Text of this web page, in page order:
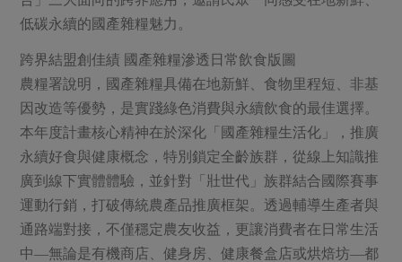
日用品
防災用品
最新產品
優惠專區
素食專區
樂齡友善
異國料理
養身食補
節慶大餐
把最好的台灣味帶回家！
綠主張月刊
典藏閱覽室
最新消息
媒體報導
下載專區
地區活動
社務會議 地區活動
活動報下載
低碳永續的國產雜糧魅力。
跨界結盟創佳績 國產雜糧滲透日常飲食版圖
農糧署說明，國產雜糧具備在地新鮮、食物里程短、非基
因改造等優勢，是實踐綠色消費與永續飲食的最佳選擇。
本年度計畫核心精神在於深化「國產雜糧生活化」，推廣
永續好食與健康概念，特別鎖定全齡族群，從線上知識推
廣到線下實體體驗，並針對「壯世代」族群結合國際賽事
運動行銷，打破傳統農產品推廣框架。透過輔導生產者與
通路端對接，不僅穩定農友收益，更讓消費者在日常生活
中—無論是有機商店、健身房、健康餐盒店或烘焙坊—都